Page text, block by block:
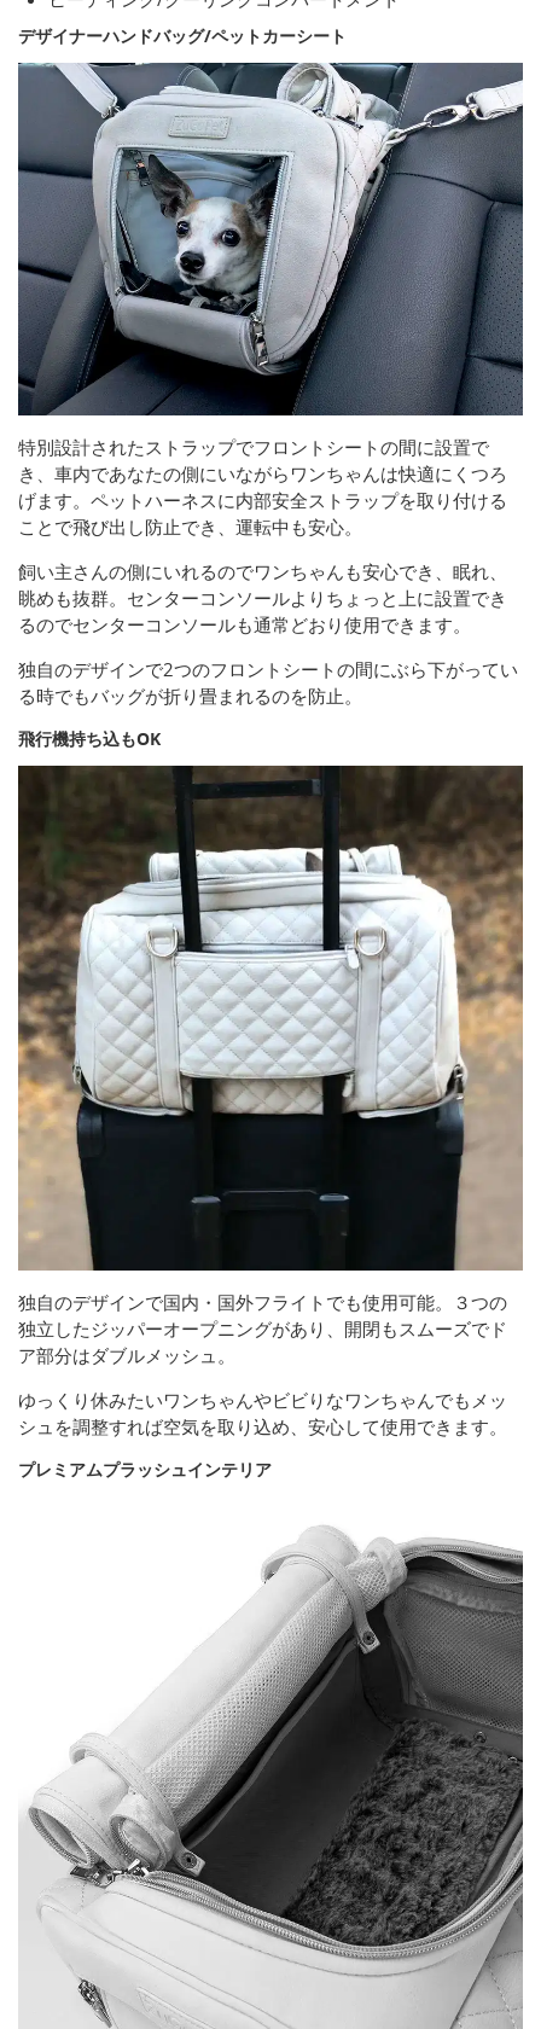
デザイナーハンドバッグ/ペットカーシート
特別設計されたストラップでフロントシートの間に設置で
き、車内であなたの側にいながらワンちゃんは快適にくつろ
げます。ペットハーネスに内部安全ストラップを取り付ける
ことで飛び出し防止でき、運転中も安心。
飼い主さんの側にいれるのでワンちゃんも安心でき、眠れ、
眺めも抜群。センターコンソールよりちょっと上に設置でき
るのでセンターコンソールも通常どおり使用できます。
独自のデザインで2つのフロントシートの間にぶら下がってい
る時でもバッグが折り畳まれるのを防止。
飛行機持ち込もOK
独自のデザインで国内・国外フライトでも使用可能。３つの
独立したジッパーオープニングがあり、開閉もスムーズでド
ア部分はダブルメッシュ。
ゆっくり休みたいワンちゃんやビビりなワンちゃんでもメッ
シュを調整すれば空気を取り込め、安心して使用できます。
プレミアムプラッシュインテリア